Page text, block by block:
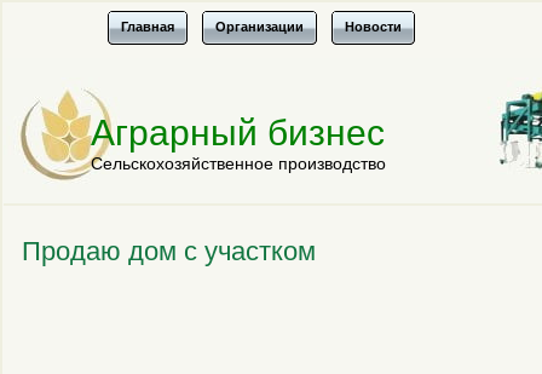
Главная Организации Новости
Аграрный бизнес
Сельскохозяйственное производство
Продаю дом с участком